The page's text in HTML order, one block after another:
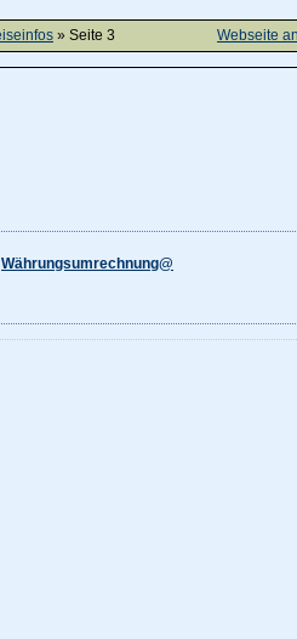
Webseite
» Seite 3
Währungsumrechnung@